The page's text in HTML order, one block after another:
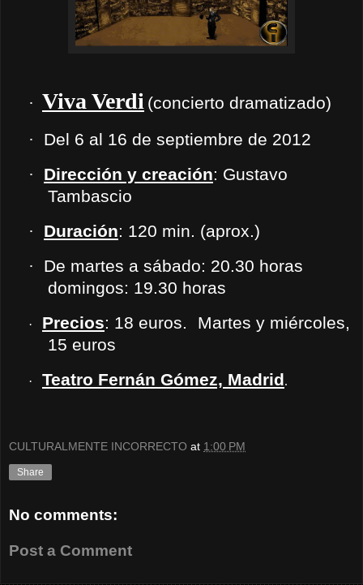
· Viva Verdi (concierto dramatizado)
·
Del 6 al 16 de septiembre de 2012
·
Dirección y creación: Gustavo
Tambascio
·
Duración: 120 min. (aprox.)
·
De martes a sábado: 20.30 horas
domingos: 19.30 horas
· Precios: 18 euros. Martes y miércoles,
15 euros
· Teatro Fernán Gómez, Madrid.
CULTURALMENTE INCORRECTO at 1:00 PM
Share
No comments:
Post a Comment